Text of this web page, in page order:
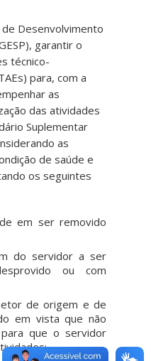
Desenvolvimento
garantir o
técnico-
para, com a
as
das atividades
Suplementar
as
de saúde e
os seguintes
em ser removido
do servidor a ser
ou com
de origem e de
em vista que não
que o servidor